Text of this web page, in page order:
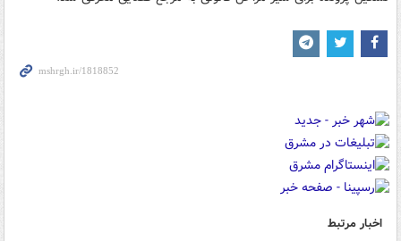
اخبار مرتبط